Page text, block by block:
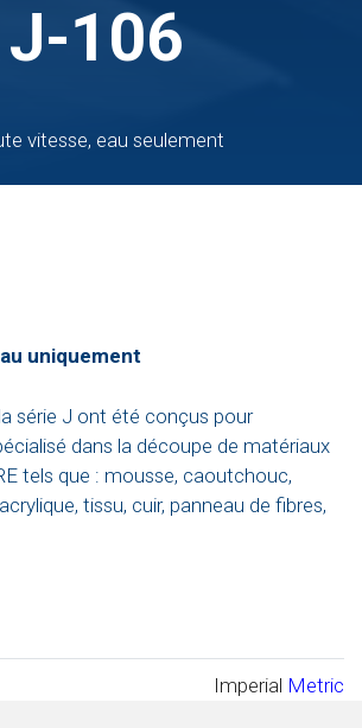
J-106
vitesse, eau seulement
uniquement
série J ont été conçus pour
dans la découpe de matériaux
tels que : mousse, caoutchouc,
tissu, cuir, panneau de fibres,
Imperial Metric